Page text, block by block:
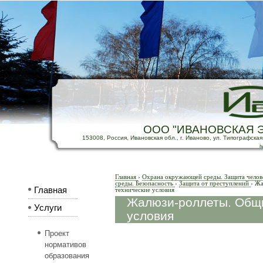
ООО "ИВАНОВСКАЯ
153008, Россия, Ивановская обл., г. Иваново, ул.
Главная
Услуги
Проект
нормативов
образования
Главная › Охрана окружающей среды. Защита
среды. Безопасность › Защита от преступлений ›
технические условия
Жалюзи-роллеты.
условия